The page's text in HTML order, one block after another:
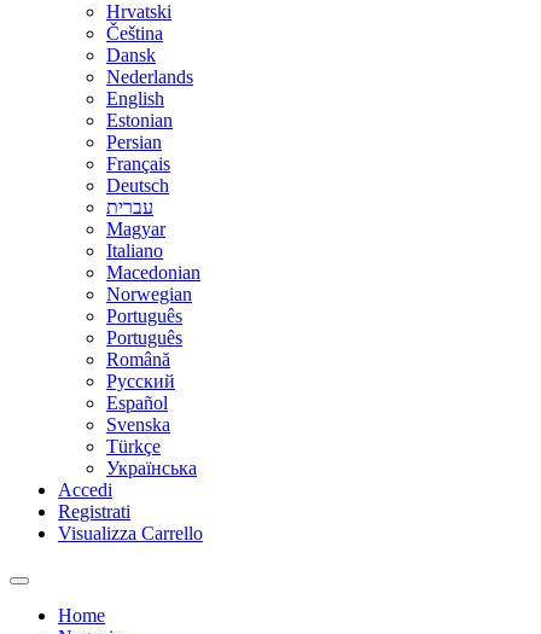
Hrvatski
Čeština
Dansk
Nederlands
English
Estonian
Persian
Français
Deutsch
עברית
Magyar
Italiano
Macedonian
Norwegian
Português
Português
Română
Русский
Español
Svenska
Türkçe
Українська
Accedi
Registrati
Visualizza Carrello
Toggle
navigationHome